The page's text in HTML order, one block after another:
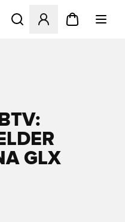
Åbner en Modal til at
GLX